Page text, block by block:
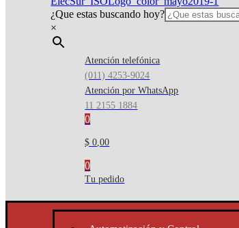
¿Que estas buscando hoy?
×
Atención telefónica
(011) 4253-9024
Atención por WhatsApp
11 2155 1884
0
$ 0,00
0
Tu pedido